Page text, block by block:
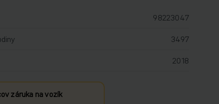
98223047
3497
2018
záruka na vozík